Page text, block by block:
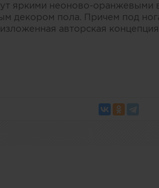
яркими неоново-оранжевыми
декором пола. Причем под
авторская